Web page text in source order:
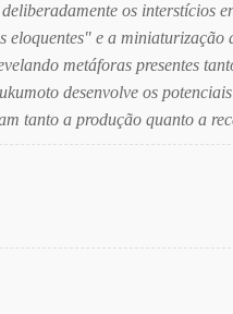
os interstícios
e a
metáforas presentes
desenvolve os
tanto a produção quanto a